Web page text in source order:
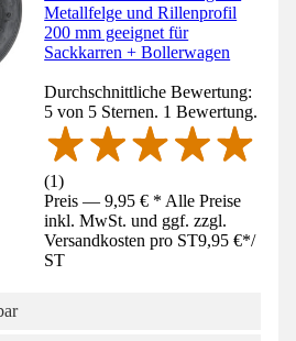
Metallfelge und Rillenprofil
200 mm geeignet für
Sackkarren + Bollerwagen
Durchschnittliche Bewertung:
5 von 5 Sternen. 1 Bewertung.
(1)
Preis — 9,95 € * Alle Preise
inkl. MwSt. und ggf. zzgl.
Versandkosten pro ST9,95 €*/
ST